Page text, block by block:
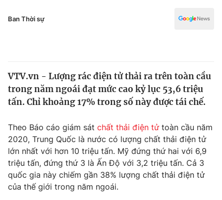
Thế giới
Thế giới đó đây
Câu chuyện quốc tế
Tài chính
Thị trường
Góc doanh nghiệp
Dữ liệu và đời sống
Truyền hình
Đời sống
Ban Thời sự
VTV.vn - Lượng rác điện tử thải ra trên toàn cầu
trong năm ngoái đạt mức cao kỷ lục 53,6 triệu
tấn. Chỉ khoảng 17% trong số này được tái chế.
Theo Báo cáo giám sát chất thải điện tửtoàn cầu năm
2020, Trung Quốc là nước có lượng chất thải điện tử
lớn nhất với hơn 10 triệu tấn. Mỹ đứng thứ hai với 6,9
triệu tấn, đứng thứ 3 là Ấn Độ với 3,2 triệu tấn. Cả 3
quốc gia này chiếm gần 38% lượng chất thải điện tử
của thế giới trong năm ngoái.